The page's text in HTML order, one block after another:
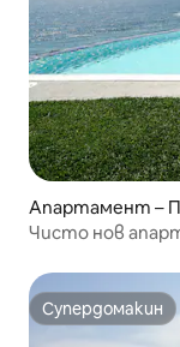
Апартамент –
Чисто нов
Супердомакин
Супердомакин